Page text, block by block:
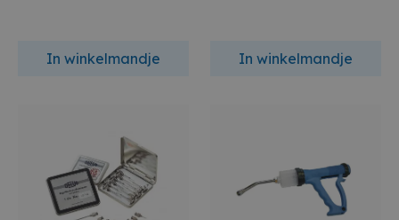
In winkelmandje In winkelmandje